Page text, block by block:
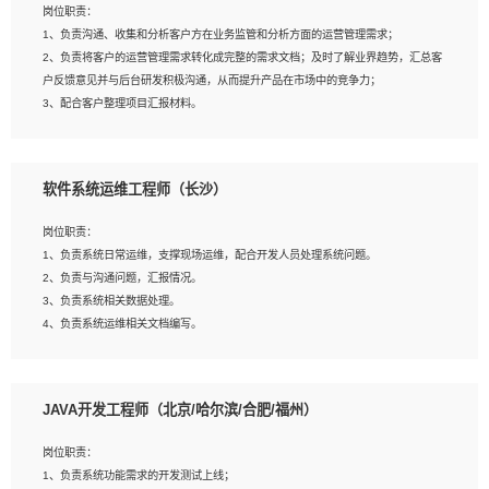
建深度学习系统环境；
4、熟悉OPENCV、HALCON等常用图像处理软件，熟练进行图像处理；
5、熟悉主流的分类算法、聚类算法和关联分析算法原理，能熟练使用神经网络算法
的进行业务建模；
6、对OCR领域有深入的研究，熟悉模型调参，压缩和整型化方法；
岗位职责：
1、负责沟通、收集和分析客户方在业务监管和分析方面的运营管理需求；
2、负责将客户的运营管理需求转化成完整的需求文档；及时了解业界趋势，汇总客
户反馈意见并与后台研发积极沟通，从而提升产品在市场中的竞争力；
3、配合客户整理项目汇报材料。
1、3年以上运营或解决方案的工作经验。
征，可独立提出完整的优化方案,并推动方案执行达成结果；熟练使用PPT、
WORD、EXCEL等办公软件；
3、深入理解公司各项AI产品和技术信息；具有较强的文档编写能力，能独立撰写
PPT、方案建议书等，面试时需携带个人制作的专业PPT文件进行展示。
软件系统运维工程师（长沙）
岗位职责：
1、负责系统日常运维，支撑现场运维，配合开发人员处理系统问题。
2、负责与沟通问题，汇报情况。
3、负责系统相关数据处理。
4、负责系统运维相关文档编写。
岗位要求：
2、精通linux命令。
3、熟悉oracle、mysql 数据库。
JAVA开发工程师（北京/哈尔滨/合肥/福州）
岗位职责：
1、负责系统功能需求的开发测试上线；